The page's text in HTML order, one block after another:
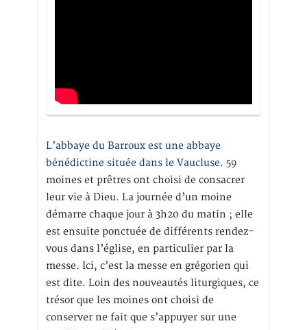
L’abbaye du Barroux est une abbaye
bénédictine située dans le Vaucluse. 59
moines et prêtres ont choisi de consacrer
leur vie à Dieu. La journée d’un moine
démarre chaque jour à 3h20 du matin ; elle
est ensuite ponctuée de différents rendez-
vous dans l’église, en particulier par la
messe. Ici, c’est la messe en grégorien qui
est dite. Loin des nouveautés liturgiques, ce
trésor que les moines ont choisi de
conserver ne fait que s’appuyer sur une